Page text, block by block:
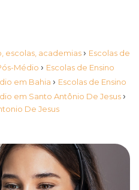
escolas, academias › Escolas de
Médio › Escolas de Ensino
em Bahia › Escolas de Ensino
em Santo Antônio De Jesus ›
De Jesus